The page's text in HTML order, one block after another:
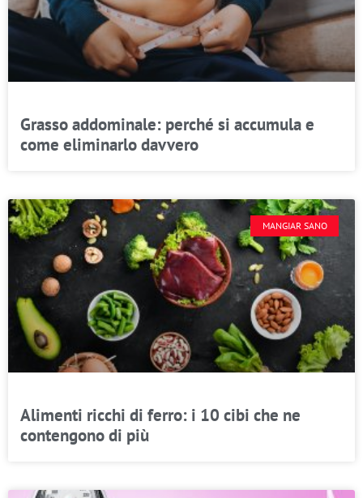
Grasso addominale: perché si accumula e
come eliminarlo davvero
MANGIAR SANO
Alimenti ricchi di ferro: i 10 cibi che ne
contengono di più